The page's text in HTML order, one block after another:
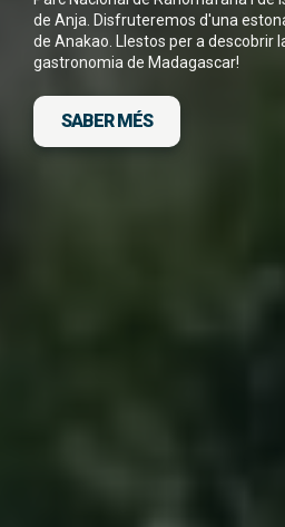
de Anja. Disfruteremos d'una
de Anakao. Llestos per a descobrir
gastronomia de Madagascar!
SABER MÉS
He llegit i accepto la